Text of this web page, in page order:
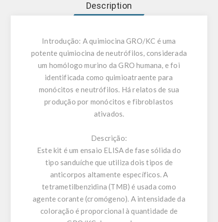
Description
Introdução: A quimiocina GRO/KC é uma
potente quimiocina de neutrófilos, considerada
um homólogo murino da GRO humana, e foi
identificada como quimioatraente para
monócitos e neutrófilos. Há relatos de sua
produção por monócitos e fibroblastos
ativados.
Descrição:
Este kit é um ensaio ELISA de fase sólida do
tipo sanduíche que utiliza dois tipos de
anticorpos altamente específicos. A
tetrametilbenzidina (TMB) é usada como
agente corante (cromógeno). A intensidade da
coloração é proporcional à quantidade de